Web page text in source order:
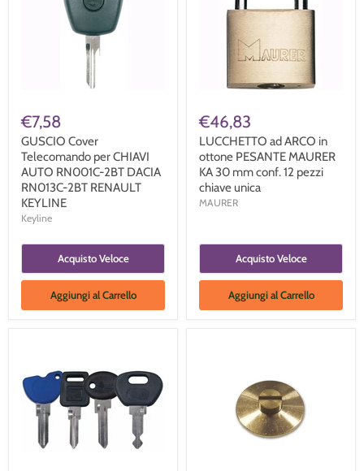
€7,58
GUSCIO Cover
Telecomando per CHIAVI
AUTO RN001C-2BT DACIA
RN013C-2BT RENAULT
KEYLINE
Keyline
Acquisto Veloce
Aggiungi al Carrello
€46,83
LUCCHETTO ad ARCO in
ottone PESANTE MAURER
KA 30 mm conf. 12 pezzi
chiave unica
MAURER
Acquisto Veloce
Aggiungi al Carrello